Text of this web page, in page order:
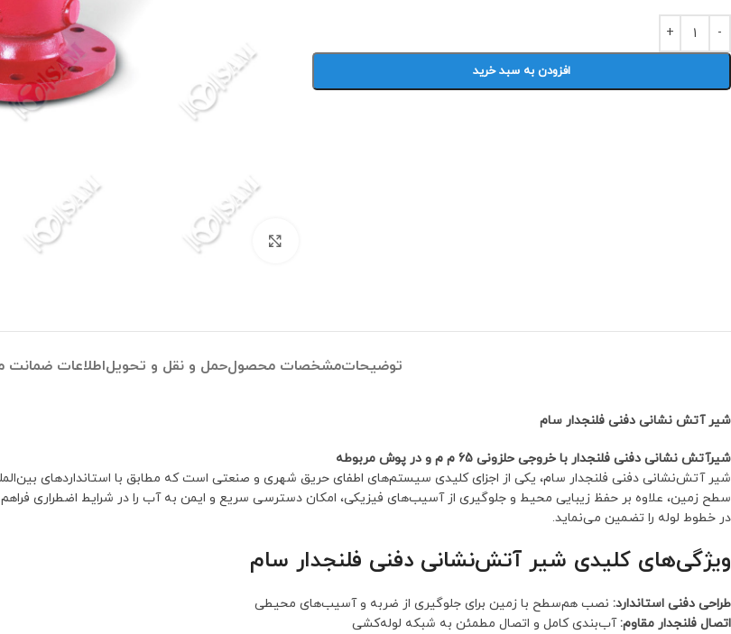
برای بزرگنمایی کلیک کنید
افزودن به سبد خرید
توضیحاتمشخصات محصولحمل و نقل و تحویلاطلاعات
شیر آتش نشانی دفنی فلنجدار سام
شیرآتش نشانی دفنی فلنجدار با خروجی حلزونی 65 م م و در پوش مربوطه
سطح زمین، علاوه بر حفظ زیبایی محیط و جلوگیری از آسیب‌های فیزیکی، امکان دسترسی سریع و ایمن به آب را در شرایط اضطراری
در خطوط لوله را تضمین می‌نماید.
ویژگی‌های کلیدی شیر آتش‌نشانی دفنی فلنجدار سام
طراحی دفنی استاندارد: نصب هم‌سطح با زمین برای جلوگیری از ضربه و آسیب‌های محیطی
اتصال فلنجدار مقاوم: آب‌بندی کامل و اتصال مطمئن به شبکه لوله‌کشی